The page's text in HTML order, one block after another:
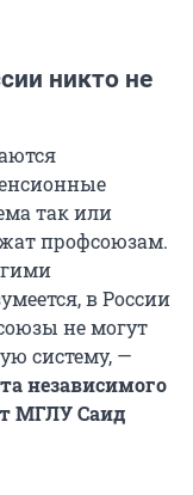
никто не
так или
профсоюзам.
в России
не могут
систему, —
независимого
МГЛУ Саид